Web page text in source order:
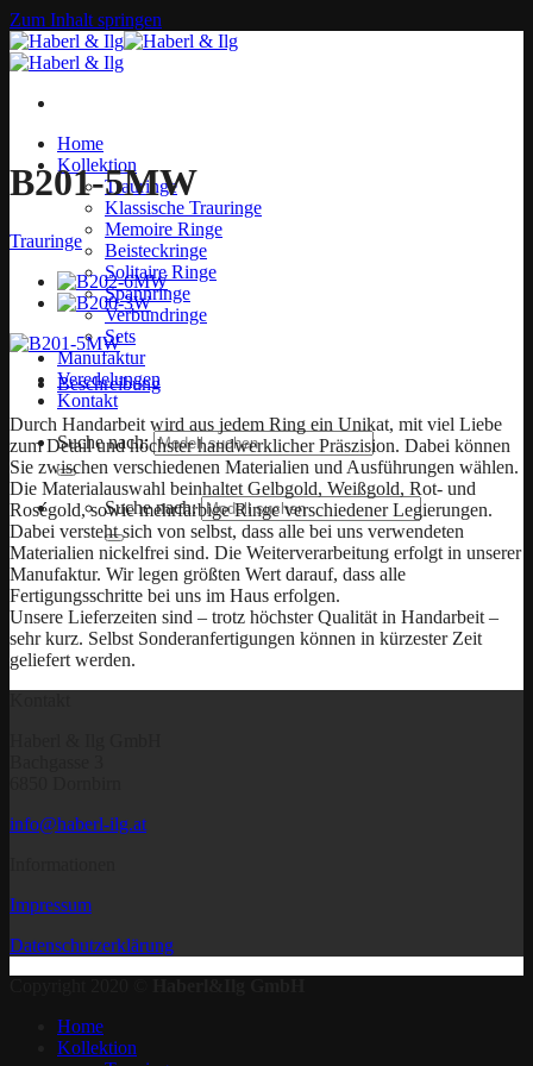
Zum Inhalt springen
Home
Kollektion
Trauringe
Klassische Trauringe
Memoire Ringe
Beisteckringe
Solitaire Ringe
Spannringe
Verbundringe
Sets
Manufaktur
Veredelungen
Kontakt
Suche nach:
Suche nach:
B201-5MW
Trauringe
Beschreibung
Durch Handarbeit wird aus jedem Ring ein Unikat, mit viel Liebe
zum Detail und höchster handwerklicher Präszision. Dabei können
Sie zwischen verschiedenen Materialien und Ausführungen wählen.
Die Materialauswahl beinhaltet Gelbgold, Weißgold, Rot- und
Roségold, sowie mehrfarbige Ringe verschiedener Legierungen.
Dabei versteht sich von selbst, dass alle bei uns verwendeten
Materialien nickelfrei sind. Die Weiterverarbeitung erfolgt in unserer
Manufaktur. Wir legen größten Wert darauf, dass alle
Fertigungsschritte bei uns im Haus erfolgen.
Unsere Lieferzeiten sind – trotz höchster Qualität in Handarbeit –
sehr kurz. Selbst Sonderanfertigungen können in kürzester Zeit
geliefert werden.
info@haberl-ilg.at
Impressum
Datenschutzerklärung
Home
Kollektion